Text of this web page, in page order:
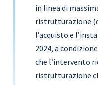
in linea di
ristrutturazione
l’acquisto e
2024, a
che l’intervento
ristrutturazione